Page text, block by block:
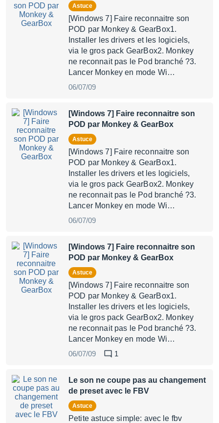
Astuce
[Windows 7] Faire reconnaitre son
POD par Monkey & GearBox1.
Installer les drivers et les logiciels,
via le gros pack GearBox2. Monkey
ne reconnait pas le Pod branché ?3.
Lancer Monkey en mode Wi…
06/07/09
[Windows 7] Faire reconnaitre son
POD par Monkey & GearBox
Astuce
[Windows 7] Faire reconnaitre son
POD par Monkey & GearBox1.
Installer les drivers et les logiciels,
via le gros pack GearBox2. Monkey
ne reconnait pas le Pod branché ?3.
Lancer Monkey en mode Wi…
06/07/09
[Windows 7] Faire reconnaitre son
POD par Monkey & GearBox
Astuce
[Windows 7] Faire reconnaitre son
POD par Monkey & GearBox1.
Installer les drivers et les logiciels,
via le gros pack GearBox2. Monkey
ne reconnait pas le Pod branché ?3.
Lancer Monkey en mode Wi…
06/07/09
1
Le son ne coupe pas au changement
de preset avec le FBV
Astuce
Petite astuce simple: avec le fbv